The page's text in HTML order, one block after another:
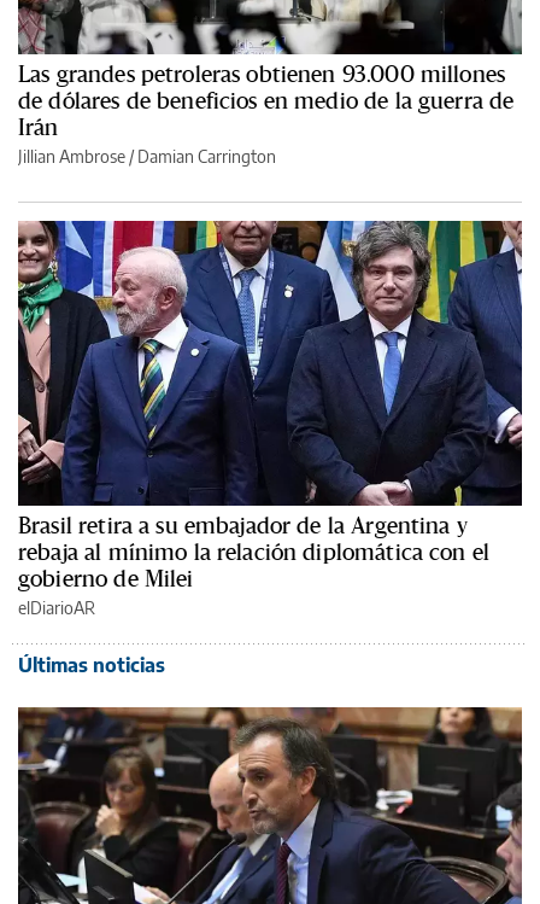
Las grandes petroleras obtienen 93.000 millones
de dólares de beneficios en medio de la guerra de
Irán
Jillian Ambrose / Damian Carrington
Brasil retira a su embajador de la Argentina y
rebaja al mínimo la relación diplomática con el
gobierno de Milei
elDiarioAR
Últimas noticias